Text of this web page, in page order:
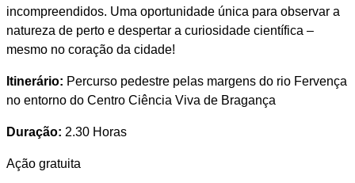
incompreendidos. Uma oportunidade única para observar a
natureza de perto e despertar a curiosidade científica –
mesmo no coração da cidade!
Itinerário: Percurso pedestre pelas margens do rio Fervença
no entorno do Centro Ciência Viva de Bragança
Duração: 2.30 Horas
Ação gratuita